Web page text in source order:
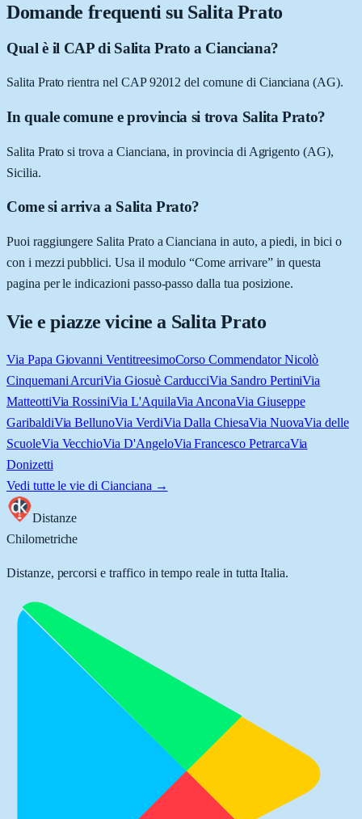
Domande frequenti su Salita Prato
Qual è il CAP di Salita Prato a Cianciana?
Salita Prato rientra nel CAP 92012 del comune di Cianciana (AG).
In quale comune e provincia si trova Salita Prato?
Salita Prato si trova a Cianciana, in provincia di Agrigento (AG),
Sicilia.
Come si arriva a Salita Prato?
Puoi raggiungere Salita Prato a Cianciana in auto, a piedi, in bici o
con i mezzi pubblici. Usa il modulo “Come arrivare” in questa
pagina per le indicazioni passo-passo dalla tua posizione.
Vie e piazze vicine a Salita Prato
Via Papa Giovanni VentitreesimoCorso Commendator Nicolò
Cinquemani ArcuriVia Giosuè CarducciVia Sandro PertiniVia
MatteottiVia RossiniVia L'AquilaVia AnconaVia Giuseppe
GaribaldiVia BellunoVia VerdiVia Dalla ChiesaVia NuovaVia delle
ScuoleVia VecchioVia D'AngeloVia Francesco PetrarcaVia
Donizetti
Vedi tutte le vie di Cianciana →
Distanze
Chilometriche
Distanze, percorsi e traffico in tempo reale in tutta Italia.